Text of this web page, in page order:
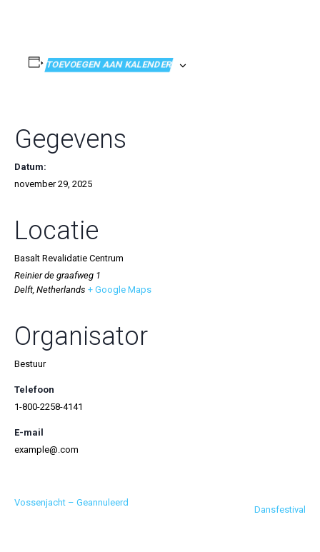
TOEVOEGEN AAN KALENDER
Gegevens
Datum:
november 29, 2025
Locatie
Basalt Revalidatie Centrum
Reinier de graafweg 1
Delft, Netherlands + Google Maps
Organisator
Bestuur
Telefoon
1-800-2258-4141
E-mail
example@.com
Vossenjacht – Geannuleerd
Dansfestival